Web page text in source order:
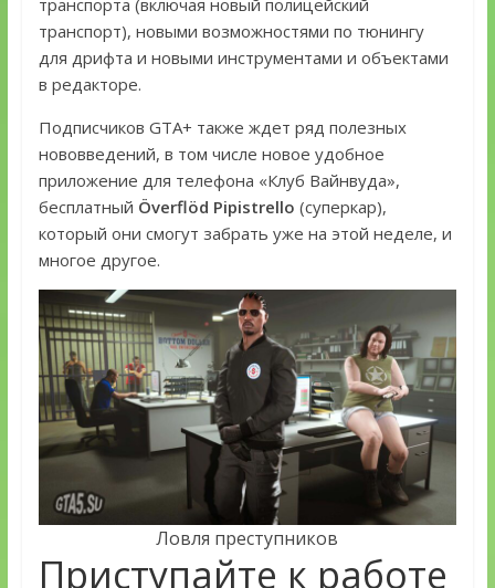
транспорта (включая новый полицейский
транспорт), новыми возможностями по тюнингу
для дрифта и новыми инструментами и объектами
в редакторе.
Подписчиков GTA+ также ждет ряд полезных
нововведений, в том числе новое удобное
приложение для телефона «Клуб Вайнвуда»,
бесплатный Överflöd Pipistrello (суперкар),
который они смогут забрать уже на этой неделе, и
многое другое.
Ловля преступников
Приступайте к работе